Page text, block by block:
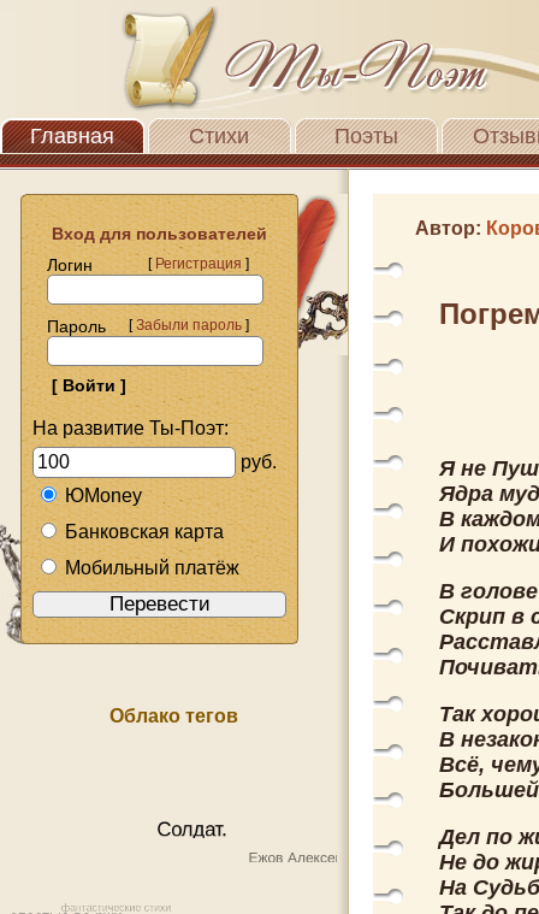
Главная Стихи Поэты
Вход для пользователей
Логин
[Регистрация]
Пароль [Забыли пароль]
На развитие Ты-Поэт:
руб.
ЮMoney
Банковская карта
Мобильный платёж
Облако тегов
Автор:
Я не
Ядра
В
И
В
Скрип в
Так
В
Всё,
Дел по
Не до
На